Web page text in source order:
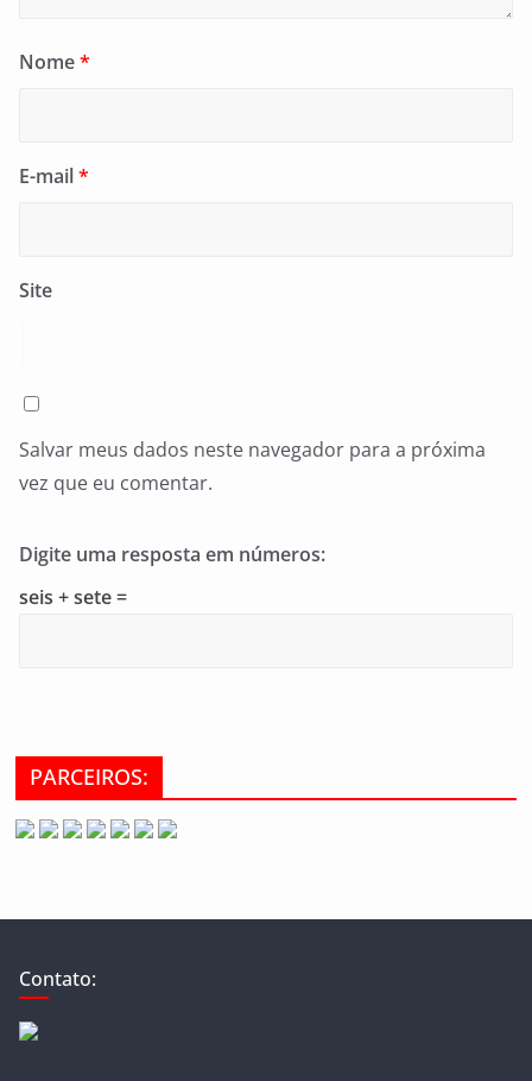
Nome*
E-mail*
Site
Salvar meus dados neste navegador para a próxima
vez que eu comentar.
Digite uma resposta em números:
seis + sete =
PARCEIROS:
Contato: